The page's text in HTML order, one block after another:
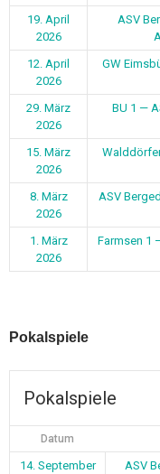
19. April
2026
ASV
12. April
2026
GW
29. März
2026
BU 1 —
15. März
2026
8. März
2026
ASV
1. März
2026
Farmsen 1
Pokalspiele
Pokalspiele
Datum
14. September
ASV